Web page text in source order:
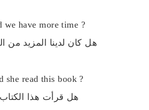
we have more time ?
هل كان لدينا المزيد من
she read this book ?
هل قرأت هذا